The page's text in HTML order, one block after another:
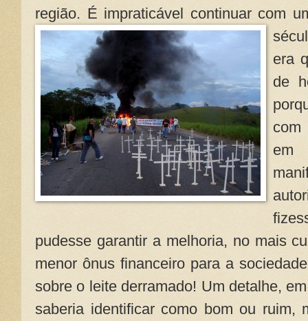
região. É impraticável continuar com
era
de
com
em
pudesse garantir a melhoria, no mais
menor ônus financeiro para a
sobre o leite derramado! Um detalhe,
saberia identificar como bom ou ruim,